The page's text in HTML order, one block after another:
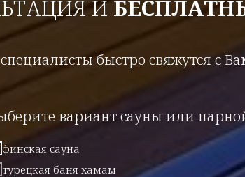
И
быстро свяжутся с
вариант сауны или
финская сауна
турецкая баня хамам